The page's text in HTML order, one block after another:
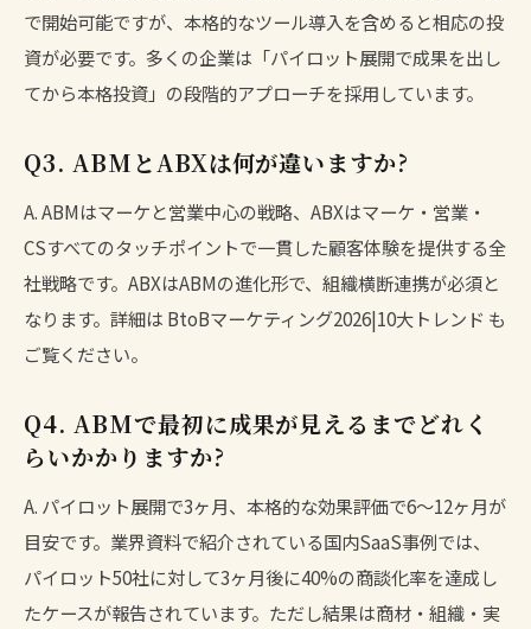
で開始可能ですが、本格的なツール導入を含めると相応の投
資が必要です。多くの企業は「パイロット展開で成果を出し
てから本格投資」の段階的アプローチを採用しています。
Q3. ABMとABXは何が違いますか?
A. ABMはマーケと営業中心の戦略、ABXはマーケ・営業・
CSすべてのタッチポイントで一貫した顧客体験を提供する全
社戦略です。ABXはABMの進化形で、組織横断連携が必須と
なります。詳細は BtoBマーケティング2026|10大トレンド も
ご覧ください。
Q4. ABMで最初に成果が見えるまでどれく
らいかかりますか?
A. パイロット展開で3ヶ月、本格的な効果評価で6〜12ヶ月が
目安です。業界資料で紹介されている国内SaaS事例では、
パイロット50社に対して3ヶ月後に40%の商談化率を達成し
たケースが報告されています。ただし結果は商材・組織・実